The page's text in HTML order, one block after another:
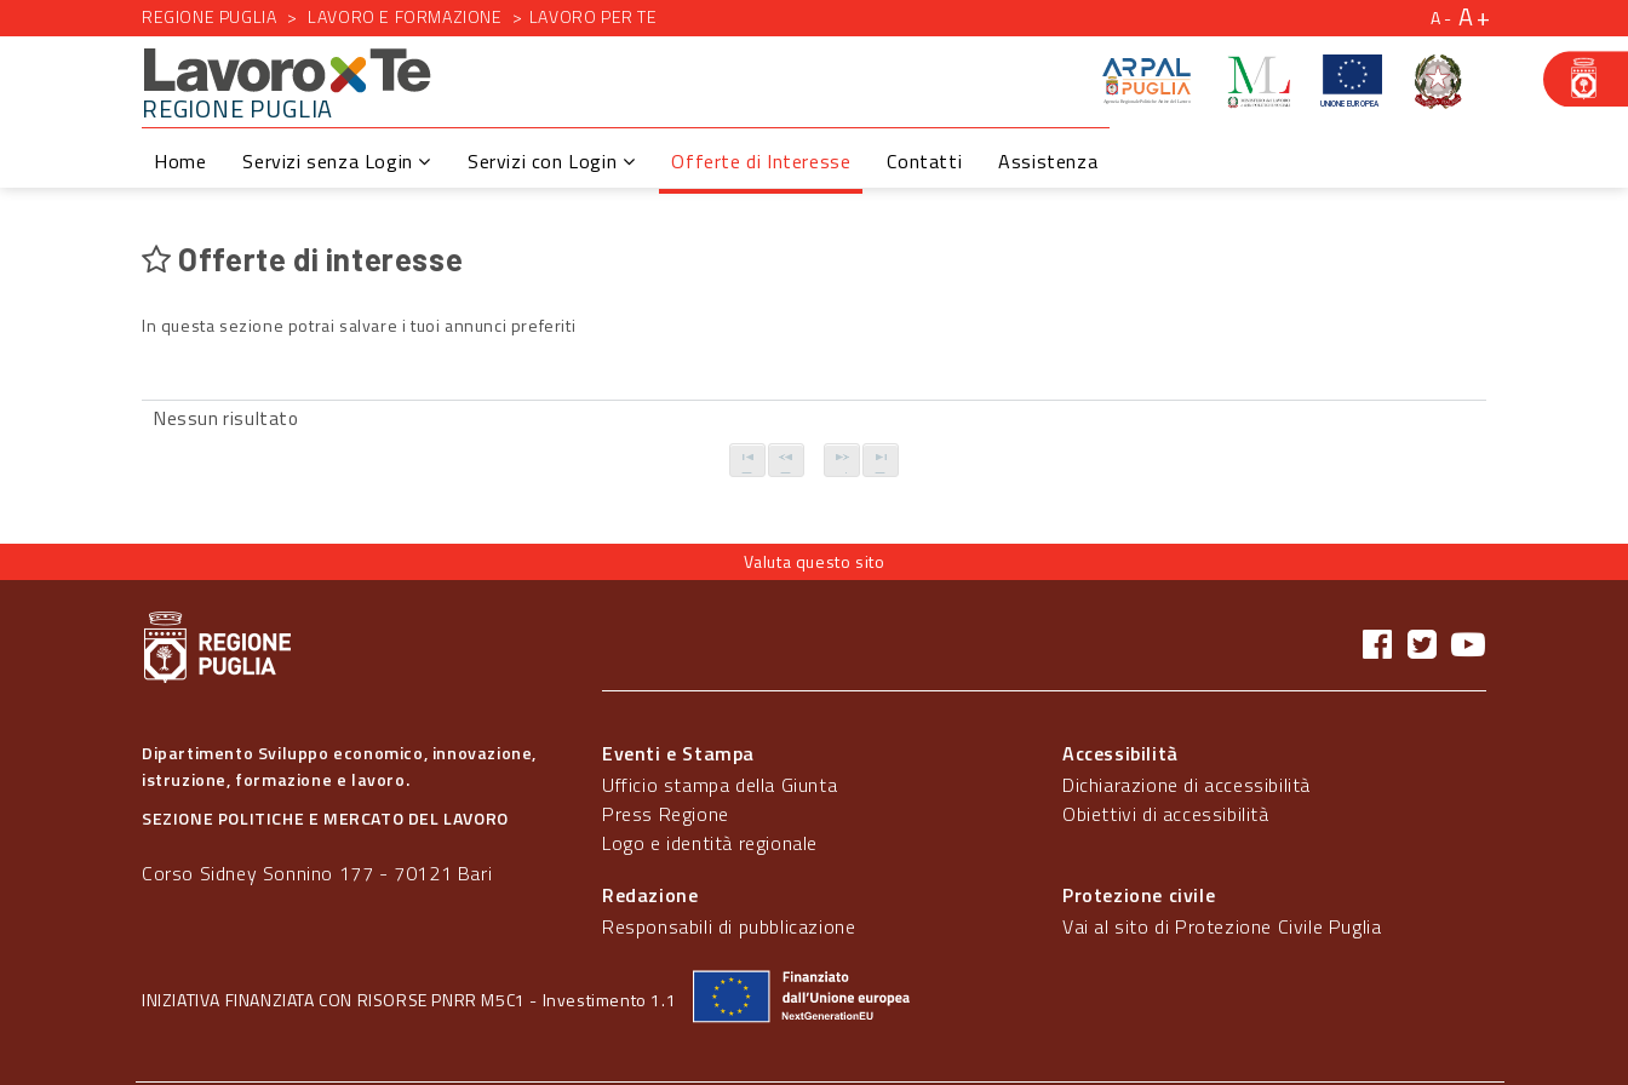
REGIONE PUGLIA LAVORO E FORMAZIONE LAVORO PER TE A A
REGIONE PUGLIA
Home Servizi senza Login Servizi con Login Offerte di Interesse Contatti Assistenza
Offerte di interesse
In questa sezione potrai salvare i tuoi annunci preferiti
Nessun risultato
Valuta questo sito
Dipartimento Sviluppo economico, innovazione,
istruzione, formazione e lavoro.
SEZIONE POLITICHE E MERCATO DEL LAVORO
Corso Sidney Sonnino 177 - 70121 Bari
Eventi e Stampa
Ufficio stampa della Giunta
Press Regione
Logo e identità regionale
Accessibilità
Dichiarazione di accessibilità
Obiettivi di accessibilità
Redazione
Responsabili di pubblicazione
Protezione civile
Vai al sito di Protezione Civile Puglia
INIZIATIVA FINANZIATA CON RISORSE PNRR M5C1 - Investimento 1.1